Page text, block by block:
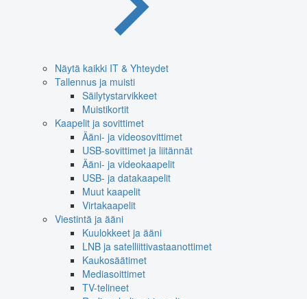
Näytä kaikki IT & Yhteydet
Tallennus ja muisti
Säilytystarvikkeet
Muistikortit
Kaapelit ja sovittimet
Ääni- ja videosovittimet
USB-sovittimet ja liitännät
Ääni- ja videokaapelit
USB- ja datakaapelit
Muut kaapelit
Virtakaapelit
Viestintä ja ääni
Kuulokkeet ja ääni
LNB ja satelliittivastaanottimet
Kaukosäätimet
Mediasoittimet
TV-telineet